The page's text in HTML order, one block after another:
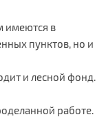
имеются в
пунктов, но и
и лесной фонд.
работе.